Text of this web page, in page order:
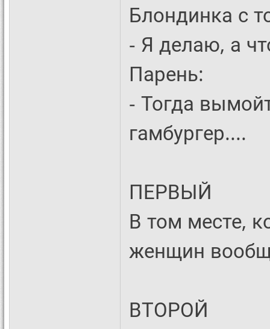
Блондинка с
- Я делаю, а
Парень:
- Тогда
гамбургер....
ПЕРВЫЙ
В том месте,
женщин
ВТОРОЙ